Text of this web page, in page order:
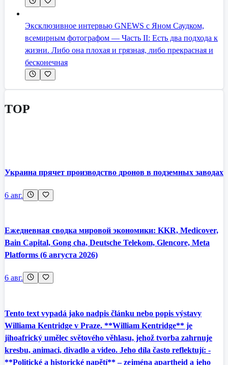
Эксклюзивное интервью GNEWS с Яном Саудком,
всемирным фотографом — Часть II: Есть два подхода к
жизни. Либо она плохая и грязная, либо прекрасная и
бесконечная
TOP
Украина прячет производство дронов в подземных заводах
6 авг.
Ежедневная сводка мировой экономики: KKR, Medicover,
Bain Capital, Gong cha, Deutsche Telekom, Glencore, Meta
Platforms (6 августа 2026)
6 авг.
Tento text vypadá jako nadpis článku nebo popis výstavy
Williama Kentridge v Praze. **William Kentridge** je
jihoafrický umělec světového věhlasu, jehož tvorba zahrnuje
kresbu, animaci, divadlo a video. Jeho díla často reflektují: -
**Politické a historické napětí** – zejména apartheid a jeho